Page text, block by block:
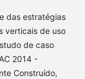
das estratégias
verticais de uso
de caso
2014 -
Construído,